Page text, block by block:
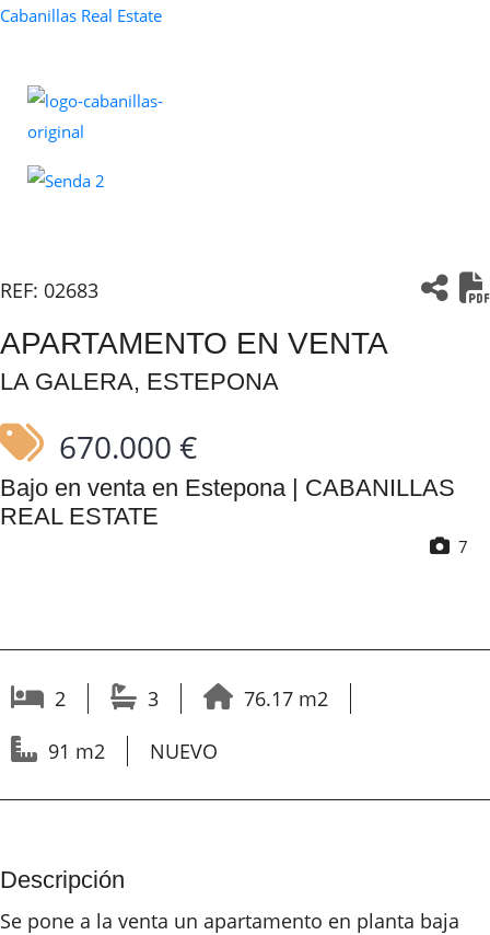
Cabanillas Real Estate
REF: 02683
APARTAMENTO EN VENTA
LA GALERA, ESTEPONA
670.000 €
Bajo en venta en Estepona | CABANILLAS
REAL ESTATE
7
2 3
76.17 m2
91 m2
NUEVO
Descripción
Se pone a la venta un apartamento en planta baja